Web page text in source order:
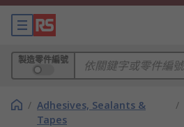
製造零件編號
/ Adhesives, Sealants &
Tapes
/